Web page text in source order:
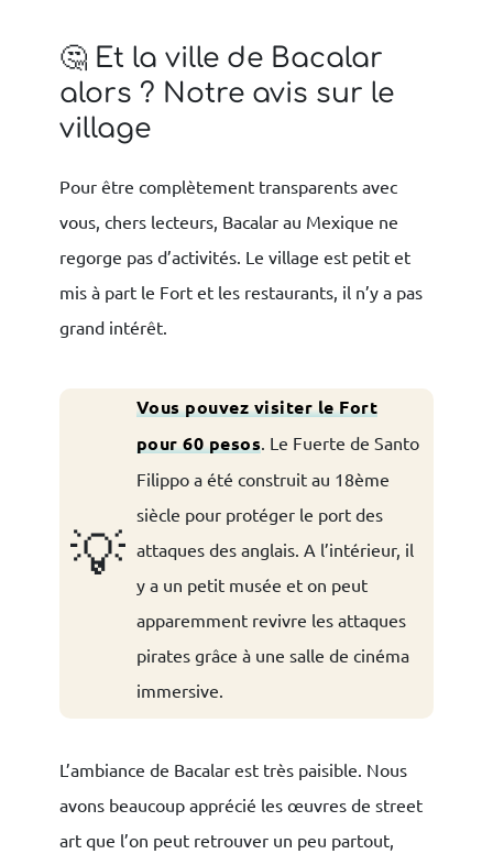
🤔 Et la ville de Bacalar
alors ? Notre avis sur le
village
Pour être complètement transparents avec
vous, chers lecteurs, Bacalar au Mexique ne
regorge pas d’activités. Le village est petit et
mis à part le Fort et les restaurants, il n’y a pas
grand intérêt.
💡
Vous pouvez visiter le Fort
pour 60 pesos. Le Fuerte de Santo
Filippo a été construit au 18ème
siècle pour protéger le port des
attaques des anglais. A l’intérieur, il
y a un petit musée et on peut
apparemment revivre les attaques
pirates grâce à une salle de cinéma
immersive.
L’ambiance de Bacalar est très paisible. Nous
avons beaucoup apprécié les œuvres de street
art que l’on peut retrouver un peu partout,